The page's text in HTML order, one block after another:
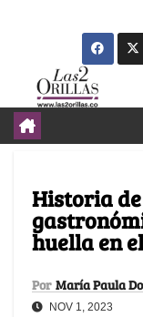
Historia
huella en
Por María Paula
NOV 1, 2023